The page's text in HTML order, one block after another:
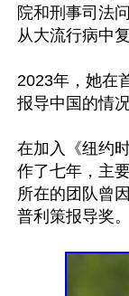
院和刑事司法
从大流行病中
2023年，她在
报导中国的情况
在加入《纽约
作了七年，主
所在的团队曾
普利策报导奖